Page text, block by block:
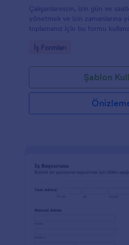
Çalışanlarınızın, izin gün ve
yönetmek ve izin zamanlarına
toplamanız için bu formu
Go to Category:
İş Formları
Şablon